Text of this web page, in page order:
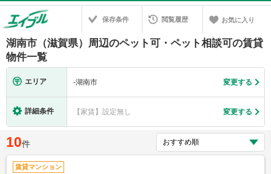
保存条件 閲覧履歴 お気に入り
湖南市（滋賀県）周辺のペット可・ペット相談可の賃貸
物件一覧
エリア -湖南市 変更する
詳細条件 【家賃】設定無し 変更する
10件
賃貸マンション